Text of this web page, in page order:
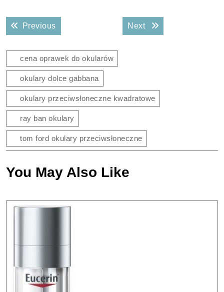
Nawigacja
wpisuPreviousPrevious post: Next Next post:
cena oprawek do okularów
okulary dolce gabbana
okulary przeciwsłoneczne kwadratowe
ray ban okulary
tom ford okulary przeciwsłoneczne
You May Also Like